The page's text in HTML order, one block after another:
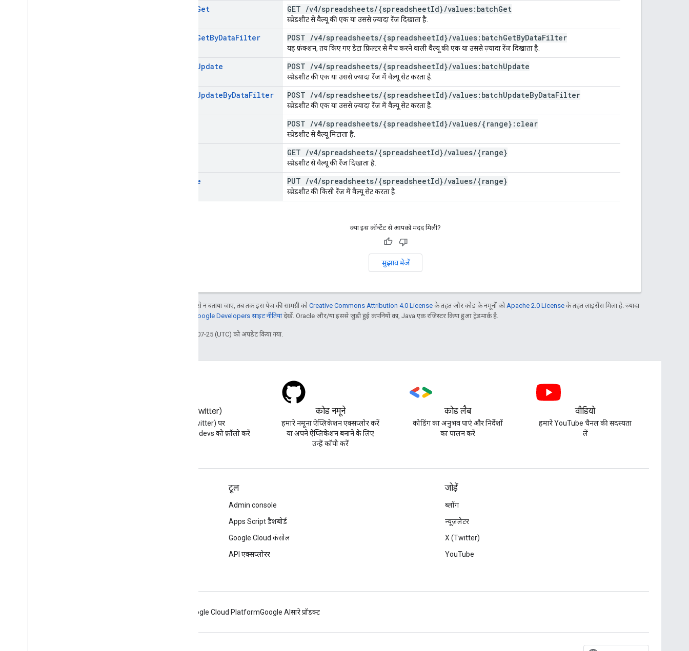
Get GET /v4/spreadsheets/{spreadsheetId}/values:batchGet
स्प्रेडशीट से वैल्यू की एक या उससे ज़्यादा रेंज दिखाता है.
GetByDataFilter POST /v4/spreadsheets/{spreadsheetId}/values:batchGetByDataFilter
यह फ़ंक्शन, तय किए गए डेटा फ़िल्टर से मैच करने वाली वैल्यू की एक या उससे ज़्यादा रेंज दिखाता है.
Update POST /v4/spreadsheets/{spreadsheetId}/values:batchUpdate
स्प्रेडशीट की एक या उससे ज़्यादा रेंज में वैल्यू सेट करता है.
UpdateByDataFilter POST /v4/spreadsheets/{spreadsheetId}/values:batchUpdateByDataFilter
स्प्रेडशीट की एक या उससे ज़्यादा रेंज में वैल्यू सेट करता है.
POST /v4/spreadsheets/{spreadsheetId}/values/{range}:clear
स्प्रेडशीट से वैल्यू मिटाता है.
GET /v4/spreadsheets/{spreadsheetId}/values/{range}
स्प्रेडशीट से वैल्यू की रेंज दिखाता है.
update PUT /v4/spreadsheets/{spreadsheetId}/values/{range}
स्प्रेडशीट की किसी रेंज में वैल्यू सेट करता है.
क्या इस कॉन्टेंट से आपको मदद मिली?
सुझाव भेजें
जब तक कुछ अलग से न बताया जाए, तब तक इस पेज की सामग्री कोCreative Commons Attribution 4.0 License के तहत और कोड के नमूनों को Apache 2.0 License के तहत लाइसेंस मिला है. ज़्यादा
Google Developers साइट नीतियांदेखें. Oracle और/या इससे जुड़ी हुई कंपनियों का, Java एक रजिस्टर किया हुआ ट्रेडमार्क है.
आखिरी बार 2025-07-25 (UTC) को अपडेट किया गया.
X (Twitter)
X (Twitter) पर
@workspacedevs को फ़ॉलो करें
कोड नमूने
हमारे नमूना ऐप्लिकेशन एक्सप्लोर करें
या अपने ऐप्लिकेशन बनाने के लिए
उन्हें कॉपी करें
कोड लैब
कोडिंग का अनुभव पाएं और निर्देशों
का पालन करें
वीडियो
हमारे YouTube चैनल की सदस्यता
लें
टूल
Admin console
Apps Script डैशबोर्ड
Google Cloud कंसोल
API एक्सप्लोरर
जोड़ें
ब्लॉग
न्यूज़लेटर
X (Twitter)
YouTube
Google Cloud PlatformGoogle AI सारे प्रॉडक्ट